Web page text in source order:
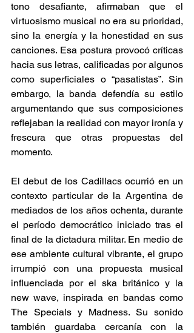
tono desafiante, afirmaban que el
virtuosismo musical no era su prioridad,
sino la energía y la honestidad en sus
canciones. Esa postura provocó críticas
hacia sus letras, calificadas por algunos
como superficiales o “pasatistas”. Sin
embargo, la banda defendía su estilo
argumentando que sus composiciones
reflejaban la realidad con mayor ironía y
frescura que otras propuestas del
momento.
El debut de los Cadillacs ocurrió en un
contexto particular de la Argentina de
mediados de los años ochenta, durante
el período democrático iniciado tras el
final de la dictadura militar. En medio de
ese ambiente cultural vibrante, el grupo
irrumpió con una propuesta musical
influenciada por el ska británico y la
new wave, inspirada en bandas como
The Specials y Madness. Su sonido
también guardaba cercanía con la